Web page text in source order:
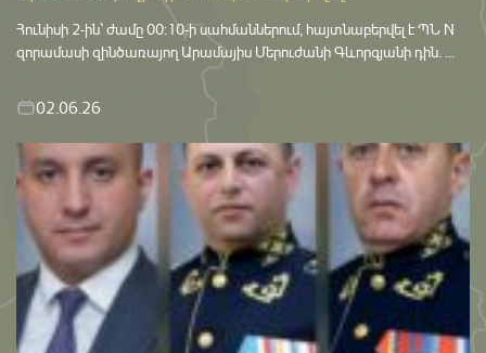
Հունիսի 2-ին՝ ժամը 00:10-ի սահմաններում, հայտնաբերվել է ՊՆ N
զորամասի զինծառայող Արամայիս Մերուժանի Գևորգյանի դին. ...
02.06.26